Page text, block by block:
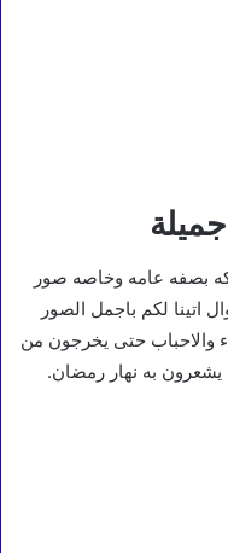
بصفه عامه وخاصه صور
اتينا لكم باجمل الصور
والاحباب حتى يخرجون من
به نهار رمضان.